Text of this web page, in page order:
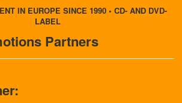
IN EUROPE SINCE 1990 • CD- AND DVD-
LABEL
Partners